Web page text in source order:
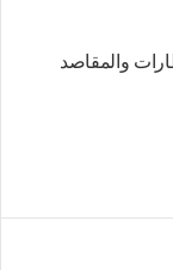
والمقاصد